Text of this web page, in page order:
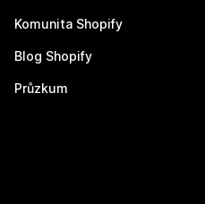
Komunita Shopify
Blog Shopify
Průzkum